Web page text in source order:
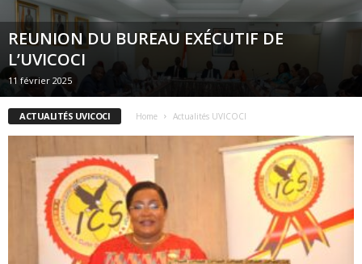
REUNION DU BUREAU EXÉCUTIF DE
L’UVICOCI
11 février 2025
ACTUALITÉS UVICOCI Home Actualités UVICOCI